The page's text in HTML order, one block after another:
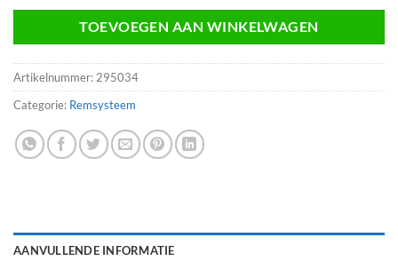
TOEVOEGEN AAN WINKELWAGEN
Artikelnummer: 295034
Categorie: Remsysteem
AANVULLENDE INFORMATIE